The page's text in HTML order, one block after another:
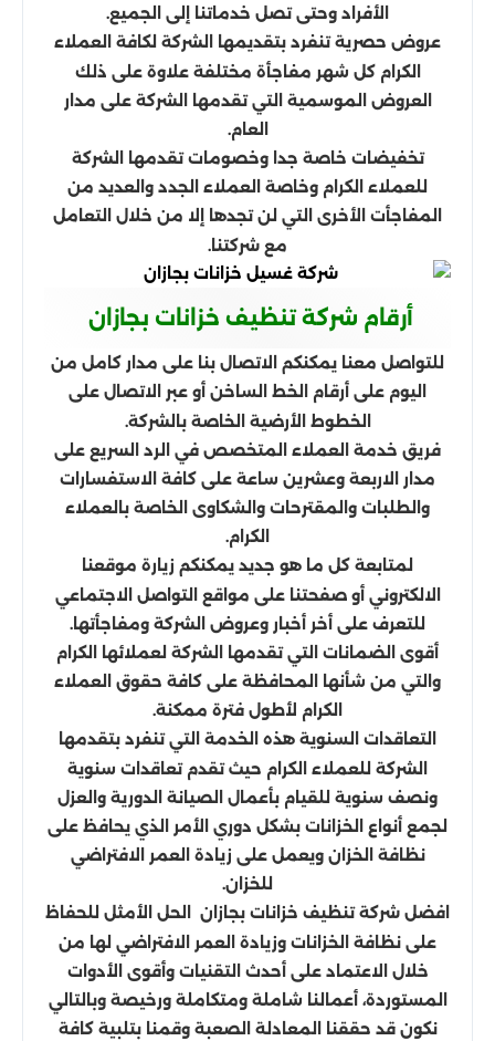
الأفراد وحتى تصل خدماتنا إلى الجميع.
عروض حصرية تنفرد بتقديمها الشركة لكافة العملاء
الكرام كل شهر مفاجأة مختلفة علاوة على ذلك
العروض الموسمية التي تقدمها الشركة على مدار
العام.
تخفيضات خاصة جدا وخصومات تقدمها الشركة
للعملاء الكرام وخاصة العملاء الجدد والعديد من
المفاجأت الأخرى التي لن تجدها إلا من خلال التعامل
مع شركتنا.
أرقام شركة تنظيف خزانات بجازان
للتواصل معنا يمكنكم الاتصال بنا على مدار كامل من
اليوم على أرقام الخط الساخن أو عبر الاتصال على
الخطوط الأرضية الخاصة بالشركة.
فريق خدمة العملاء المتخصص في الرد السريع على
مدار الاربعة وعشرين ساعة على كافة الاستفسارات
والطلبات والمقترحات والشكاوى الخاصة بالعملاء
الكرام.
لمتابعة كل ما هو جديد يمكنكم زيارة موقعنا
الالكتروني أو صفحتنا على مواقع التواصل الاجتماعي
للتعرف على أخر أخبار وعروض الشركة ومفاجأتها.
أقوى الضمانات التي تقدمها الشركة لعملائها الكرام
والتي من شأنها المحافظة على كافة حقوق العملاء
الكرام لأطول فترة ممكنة.
التعاقدات السنوية هذه الخدمة التي تنفرد بتقدمها
الشركة للعملاء الكرام حيث تقدم تعاقدات سنوية
ونصف سنوية للقيام بأعمال الصيانة الدورية والعزل
لجمع أنواع الخزانات بشكل دوري الأمر الذي يحافظ على
نظافة الخزان ويعمل على زيادة العمر الافتراضي
للخزان.
افضل شركة تنظيف خزانات بجازان الحل الأمثل للحفاظ
على نظافة الخزانات وزيادة العمر الافتراضي لها من
خلال الاعتماد على أحدث التقنيات وأقوى الأدوات
المستوردة، أعمالنا شاملة ومتكاملة ورخيصة وبالتالي
نكون قد حققنا المعادلة الصعبة وقمنا بتلبية كافة